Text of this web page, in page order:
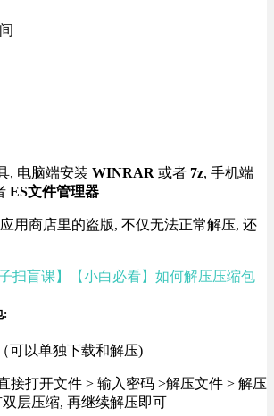
, 电脑端安装 WINRAR 或者 7z, 手机端
ES文件管理器
用商店里的盗版, 不仅无法正常解压, 还
子扫盲课】【小白必看】如何解压压缩包
:
可以单独下载和解压)
接打开文件 > 输入密码 >解压文件 > 解压
层压缩, 再继续解压即可